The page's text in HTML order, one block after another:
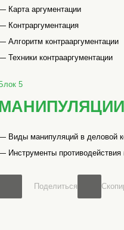
Карта аргументации
Контраргументация
Алгоритм контрааргументации
Техники контрааргументации
5
Виды манипуляций в деловой
Инструменты противодействия
Поделиться